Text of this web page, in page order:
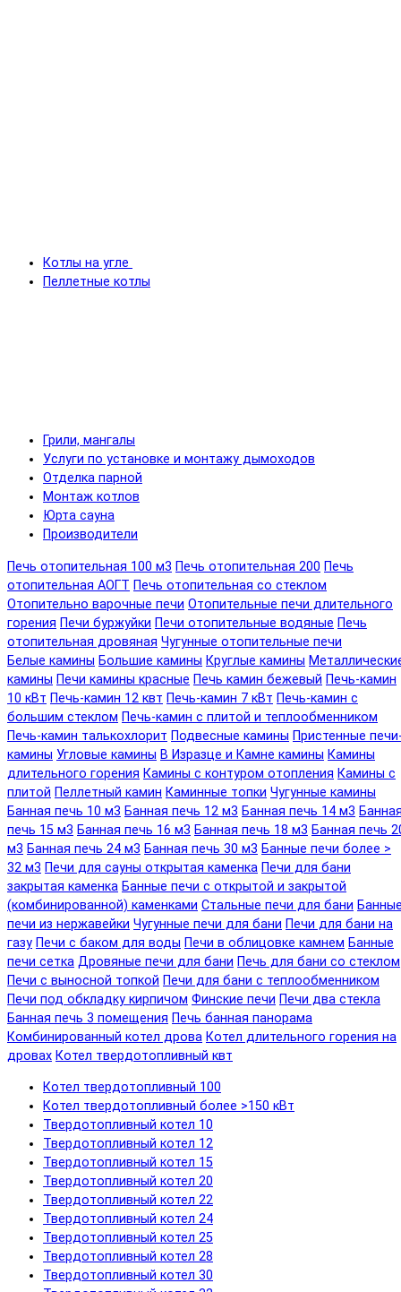
Котлы на угле
Пеллетные котлы
Грили, мангалы
Услуги по установке и монтажу дымоходов
Отделка парной
Монтаж котлов
Юрта сауна
Производители
Печь отопительная 100 м3 Печь отопительная 200 Печь
отопительная АОГТ Печь отопительная со стеклом
Отопительно варочные печи Отопительные печи длительного
горения Печи буржуйки Печи отопительные водяные Печь
отопительная дровяная Чугунные отопительные печи
Белые камины Большие камины Круглые камины
камины Печи камины красные Печь камин бежевый Печь-камин
10 кВт Печь-камин 12 квт Печь-камин 7 кВт Печь-камин с
большим стеклом Печь-камин с плитой и теплообменником
Печь-камин талькохлорит Подвесные камины Пристенные
камины Угловые камины В Изразце и Камне камины Камины
длительного горения Камины с контуром отопления Камины с
плитой Пеллетный камин Каминные топки Чугунные камины
Банная печь 10 м3 Банная печь 12 м3 Банная печь 14 м3
печь 15 м3 Банная печь 16 м3 Банная печь 18 м3 Банная печь
м3 Банная печь 24 м3 Банная печь 30 м3 Банные печи более >
32 м3 Печи для сауны открытая каменка Печи для бани
закрытая каменка Банные печи с открытой и закрытой
(комбинированной) каменками Стальные печи для бани
печи из нержавейки Чугунные печи для бани Печи для бани на
газу Печи с баком для воды Печи в облицовке камнем Банные
печи сетка Дровяные печи для бани Печь для бани со стеклом
Печи с выносной топкой Печи для бани с теплообменником
Печи под обкладку кирпичом Финские печи Печи два стекла
Банная печь 3 помещения Печь банная панорама
Комбинированный котел дрова Котел длительного горения на
дровах Котел твердотопливный квт
Котел твердотопливный 100
Котел твердотопливный более >150 кВт
Твердотопливный котел 10
Твердотопливный котел 12
Твердотопливный котел 15
Твердотопливный котел 20
Твердотопливный котел 22
Твердотопливный котел 24
Твердотопливный котел 25
Твердотопливный котел 28
Твердотопливный котел 30